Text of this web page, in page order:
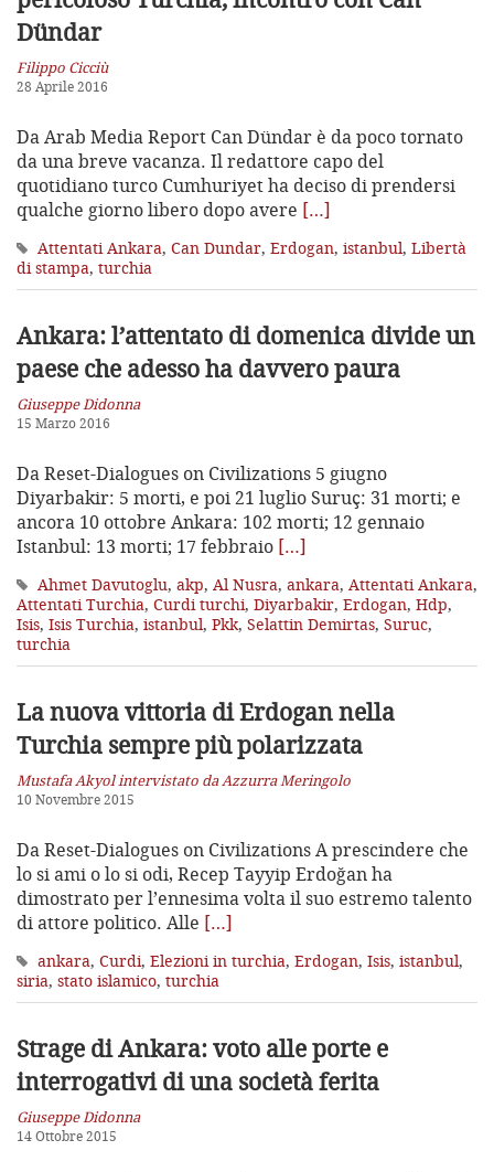
Dündar
Filippo Cicciù
28 Aprile 2016
Da Arab Media Report Can Dündar è da poco tornato
da una breve vacanza. Il redattore capo del
quotidiano turco Cumhuriyet ha deciso di prendersi
qualche giorno libero dopo avere […]
Attentati Ankara, Can Dundar, Erdogan, istanbul, Libertà
di stampa, turchia
Ankara: l’attentato di domenica divideun
paese che adesso ha davvero paura
Giuseppe Didonna
15 Marzo 2016
Da Reset-Dialogues on Civilizations 5 giugno
Diyarbakir: 5 morti, e poi 21 luglio Suruç: 31 morti; e
ancora 10 ottobre Ankara: 102 morti; 12 gennaio
Istanbul: 13 morti; 17 febbraio […]
Ahmet Davutoglu, akp, Al Nusra, ankara, Attentati Ankara,
Attentati Turchia, Curdi turchi, Diyarbakir, Erdogan, Hdp,
Isis, Isis Turchia, istanbul, Pkk, Selattin Demirtas, Suruc,
turchia
La nuova vittoria di Erdogannella
Turchia sempre più polarizzata
Mustafa Akyol intervistato da Azzurra Meringolo
10 Novembre 2015
Da Reset-Dialogues on Civilizations A prescindere che
lo si ami o lo si odi, Recep Tayyip Erdoğan ha
dimostrato per l’ennesima volta il suo estremo talento
di attore politico. Alle […]
ankara, Curdi, Elezioni in turchia, Erdogan, Isis, istanbul,
siria, stato islamico, turchia
Strage di Ankara: voto alle porte e
interrogativi di una società ferita
Giuseppe Didonna
14 Ottobre 2015